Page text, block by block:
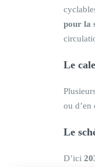
pour la
Le
ou d’en
Le
D’ici